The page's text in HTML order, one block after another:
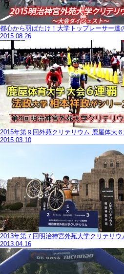
都心から羽ばたけ！大学トップレーサー達
2015.08.26
2015年第９回外苑クリテリウム 鹿屋体大６
2015.03.10
2013年第７回明治神宮外苑大学クリテリウ
2013.04.16